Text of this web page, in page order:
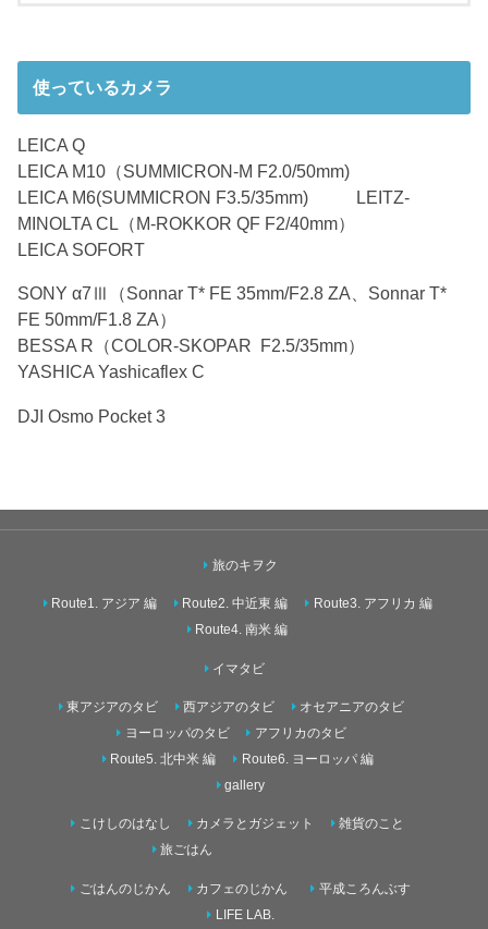
使っているカメラ
LEICA Q
LEICA M10（SUMMICRON-M F2.0/50mm)
LEICA M6(SUMMICRON F3.5/35mm) LEITZ-
MINOLTA CL（M-ROKKOR QF F2/40mm）
LEICA SOFORT
SONY α7Ⅲ（Sonnar T* FE 35mm/F2.8 ZA、Sonnar T*
FE 50mm/F1.8 ZA）
BESSA R（COLOR-SKOPAR F2.5/35mm）
YASHICA Yashicaflex C
DJI Osmo Pocket 3
旅のキヲク
Route1. アジア 編 Route2. 中近東 編
Route3. アフリカ 編
Route4. 南米 編
イマタビ
東アジアのタビ 西アジアのタビ
オセアニアのタビ
ヨーロッパのタビ
アフリカのタビ
Route5. 北中米 編
Route6. ヨーロッパ 編
gallery
こけしのはなし カメラとガジェット
雑貨のこと
旅ごはん
ごはんのじかん カフェのじかん
平成ころんぶす
LIFE LAB.